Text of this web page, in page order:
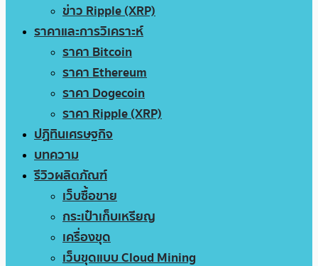
ข่าว Ripple (XRP)
ราคาและการวิเคราะห์
ราคา Bitcoin
ราคา Ethereum
ราคา Dogecoin
ราคา Ripple (XRP)
ปฏิทินเศรษฐกิจ
บทความ
รีวิวผลิตภัณฑ์
เว็บซื้อขาย
กระเป๋าเก็บเหรียญ
เครื่องขุด
เว็บขุดแบบ Cloud Mining